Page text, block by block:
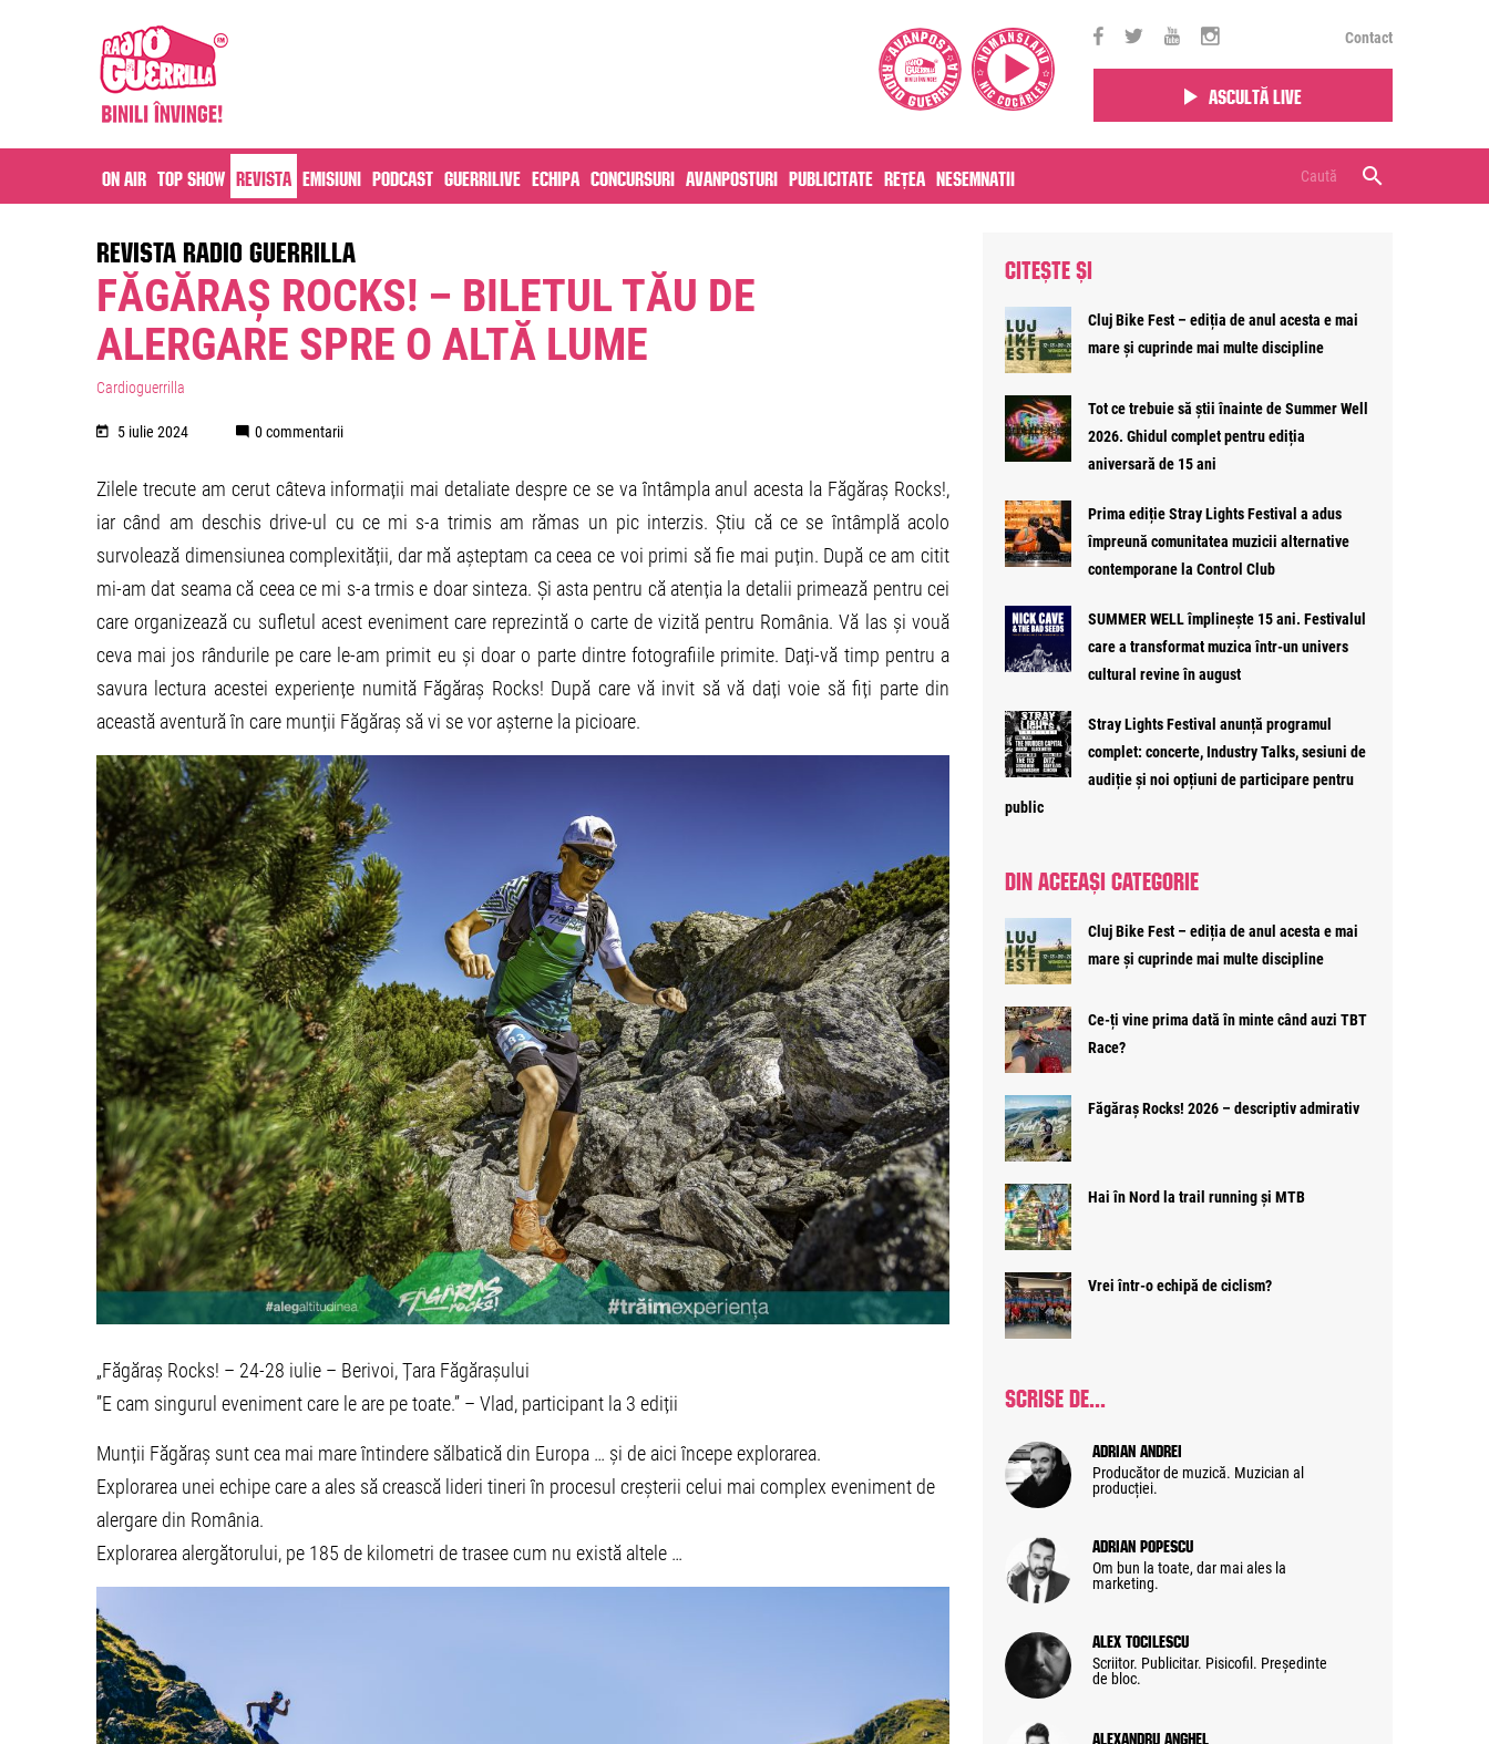
Contact
Ascultă live
On air Top Show Revista Emisiuni Podcast Guerrilive Echipa Concursuri Avanposturi Publicitate Rețea Nesemnatii
REVISTA RADIO GUERRILLA
FĂGĂRAȘ ROCKS! – BILETUL TĂU DE
ALERGARE SPRE O ALTĂ LUME
Cardioguerrilla
5 iulie 2024 0 commentarii
Zilele trecute am cerut câteva informații mai detaliate despre ce se va întâmpla anul acesta la Făgăraș Rocks!,
iar când am deschis drive-ul cu ce mi s-a trimis am rămas un pic interzis. Știu că ce se întâmplă acolo
survolează dimensiunea complexității, dar mă așteptam ca ceea ce voi primi să fie mai puțin. După ce am citit
mi-am dat seama că ceea ce mi s-a trmis e doar sinteza. Și asta pentru că atenția la detalii primează pentru cei
care organizează cu sufletul acest eveniment care reprezintă o carte de vizită pentru România. Vă las și vouă
ceva mai jos rândurile pe care le-am primit eu și doar o parte dintre fotografiile primite. Dați-vă timp pentru a
savura lectura acestei experiențe numită Făgăraș Rocks! După care vă invit să vă dați voie să fiți parte din
această aventură în care munții Făgăraș să vi se vor așterne la picioare.
„Făgăraș Rocks! – 24-28 iulie – Berivoi, Țara Făgărașului
”E cam singurul eveniment care le are pe toate.” – Vlad, participant la 3 ediții
Munții Făgăraș sunt cea mai mare întindere sălbatică din Europa … și de aici începe explorarea.
Explorarea unei echipe care a ales să crească lideri tineri în procesul creșterii celui mai complex eveniment de
alergare din România.
Explorarea alergătorului, pe 185 de kilometri de trasee cum nu există altele …
CITEȘTE ȘI
Cluj Bike Fest – ediția de anul acesta e mai
mare și cuprinde mai multe discipline
Tot ce trebuie să știi înainte de Summer Well
2026. Ghidul complet pentru ediția
aniversară de 15 ani
Prima ediție Stray Lights Festival a adus
împreună comunitatea muzicii alternative
contemporane la Control Club
SUMMER WELL împlinește 15 ani. Festivalul
care a transformat muzica într-un univers
cultural revine în august
Stray Lights Festival anunță programul
complet: concerte, Industry Talks, sesiuni de
audiție și noi opțiuni de participare pentru
public
DIN ACEEAȘI CATEGORIE
Cluj Bike Fest – ediția de anul acesta e mai
mare și cuprinde mai multe discipline
Ce-ți vine prima dată în minte când auzi TBT
Race?
Făgăraș Rocks! 2026 – descriptiv admirativ
Hai în Nord la trail running și MTB
Vrei într-o echipă de ciclism?
SCRISE DE...
Adrian Andrei
Producător de muzică. Muzician al
producției.
Adrian Popescu
Om bun la toate, dar mai ales la
marketing.
Alex Tocilescu
Scriitor. Publicitar. Pisicofil. Președinte
de bloc.
Alexandru Anghel